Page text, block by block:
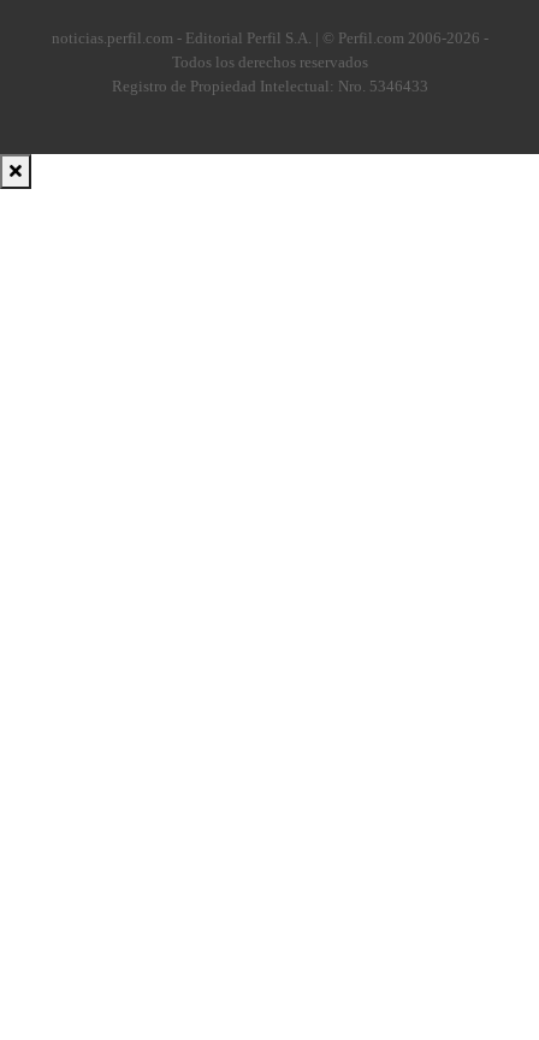
noticias.perfil.com - Editorial Perfil S.A. | © Perfil.com 2006-2026 -
Todos los derechos reservados
Registro de Propiedad Intelectual: Nro. 5346433